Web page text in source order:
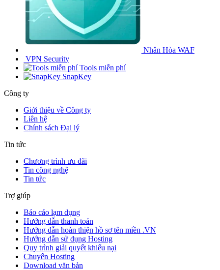
Nhân Hòa WAF
VPN Security
Tools miễn phí
SnapKey
Công ty
Giới thiệu về Công ty
Liên hệ
Chính sách Đại lý
Tin tức
Chương trình ưu đãi
Tin công nghệ
Tin tức
Trợ giúp
Báo cáo lạm dụng
Hướng dẫn thanh toán
Hướng dẫn hoàn thiện hồ sơ tên miền .VN
Hướng dẫn sử dụng Hosting
Quy trình giải quyết khiếu nại
Chuyển Hosting
Download văn bản